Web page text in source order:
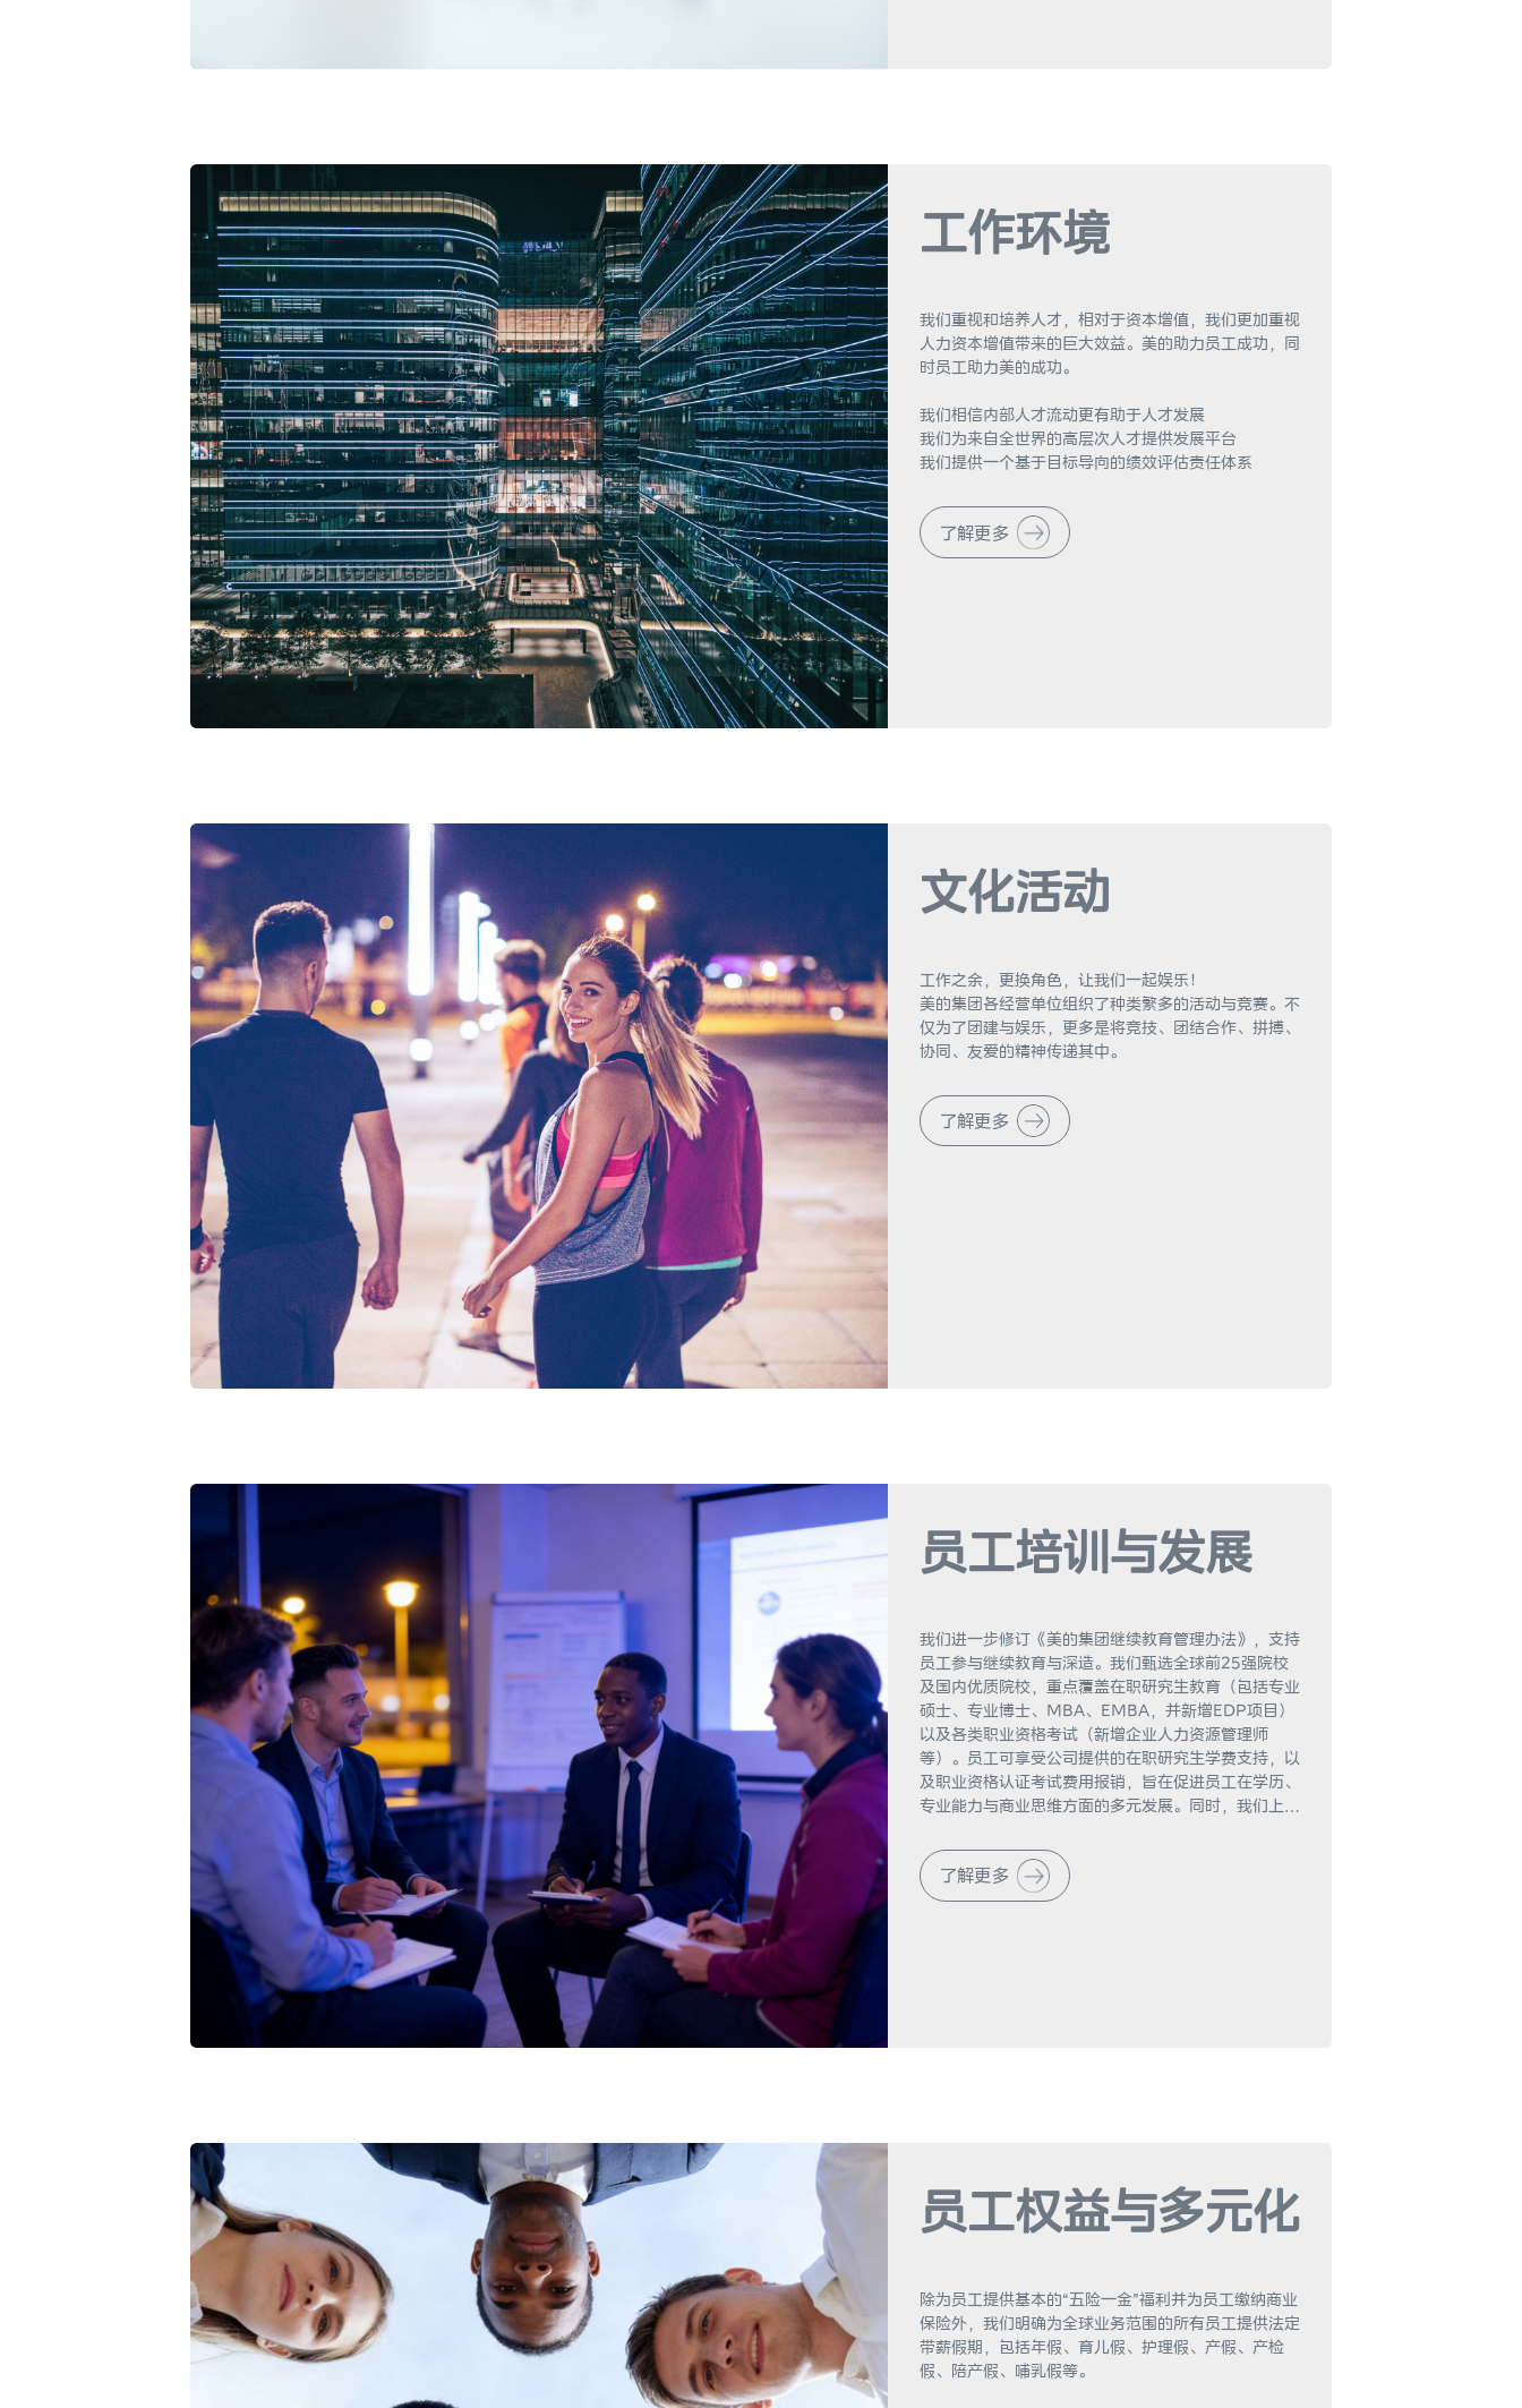
工作环境
我们重视和培养人才，相对于资本增值，我们更加重视
人力资本增值带来的巨大效益。美的助力员工成功，同
时员工助力美的成功。
我们相信内部人才流动更有助于人才发展
我们为来自全世界的高层次人才提供发展平台
我们提供一个基于目标导向的绩效评估责任体系
了解更多
文化活动
工作之余，更换角色，让我们一起娱乐！
美的集团各经营单位组织了种类繁多的活动与竞赛。不
仅为了团建与娱乐，更多是将竞技、团结合作、拼搏、
协同、友爱的精神传递其中。
了解更多
员工培训与发展
我们进一步修订《美的集团继续教育管理办法》，支持
员工参与继续教育与深造。我们甄选全球前25强院校
及国内优质院校，重点覆盖在职研究生教育（包括专业
硕士、专业博士、MBA、EMBA，并新增EDP项目）
以及各类职业资格考试（新增企业人力资源管理师
等）。员工可享受公司提供的在职研究生学费支持，以
及职业资格认证考试费用报销，旨在促进员工在学历、
专业能力与商业思维方面的多元发展。同时，我们上线
率，为员工学习发展提供更加便捷的支持。2025年，
我们在员工继续教育领域的投入已超866.2万元。
了解更多
员工权益与多元化
除为员工提供基本的“五险一金”福利并为员工缴纳商业
保险外，我们明确为全球业务范围的所有员工提供法定
带薪假期，包括年假、育儿假、护理假、产假、产检
假、陪产假、哺乳假等。